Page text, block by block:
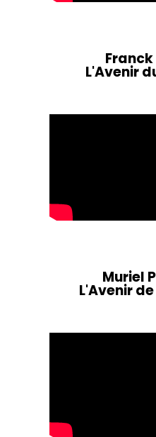
L'Avenir
Muriel
L'Avenir